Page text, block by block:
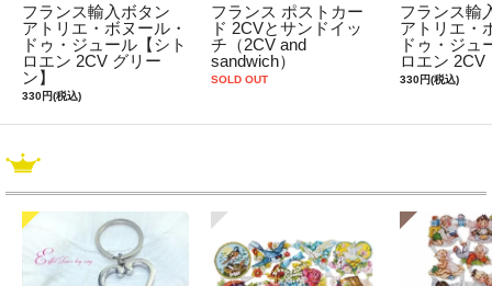
フランス輸入ボタン
アトリエ・ボヌール・
ドゥ・ジュール【シト
ロエン 2CV グリー
ン】
330円(税込)
フランス ポストカー
ド 2CVとサンドイッ
チ（2CV and
sandwich）
SOLD OUT
フランス輸
アトリエ・
ドゥ・ジュ
ロエン 2CV
330円(税込)